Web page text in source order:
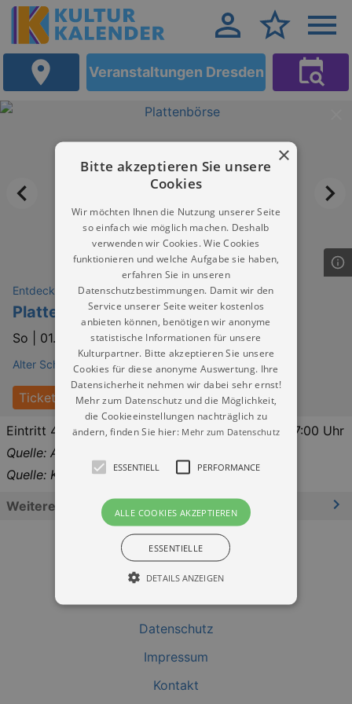
Veranstaltungen Dresden
Entdeckungen
Plattenbörse
So | 01.11.2026 | 11:00
Alter Schlachthof Dresden
Tickets
Eintritt 4 € - Tickets an der Tageskasse!11:00 - 17:00 Uhr
Quelle: Alter Schlachthof
Quelle: Kulturkalender Dresden
Weitere Informationen
Datenschutz
Impressum
Kontakt
×
Bitte akzeptieren Sie unsere
Cookies
Wir möchten Ihnen die Nutzung unserer Seite
so einfach wie möglich machen. Deshalb
verwenden wir Cookies. Wie Cookies
funktionieren und welche Aufgabe sie haben,
erfahren Sie in unseren
Datenschutzbestimmungen. Damit wir den
Service unserer Seite weiter kostenlos
anbieten können, benötigen wir anonyme
statistische Informationen für unsere
Kulturpartner. Bitte akzeptieren Sie unsere
Cookies für diese anonyme Auswertung. Ihre
Datensicherheit nehmen wir dabei sehr ernst!
Mehr zum Datenschutz und die Möglichkeit,
die Cookieeinstellungen nachträglich zu
ändern, finden Sie hier: Mehr zum Datenschutz
ESSENTIELL PERFORMANCE
ALLE COOKIES AKZEPTIEREN
ESSENTIELLE
DETAILS ANZEIGEN
Essentiell Performance
Essentielle Cookies werden für die
grundlegenden Funktionen unserer Webseite
gebraucht. Zum Beispiel für das Login in Ihren